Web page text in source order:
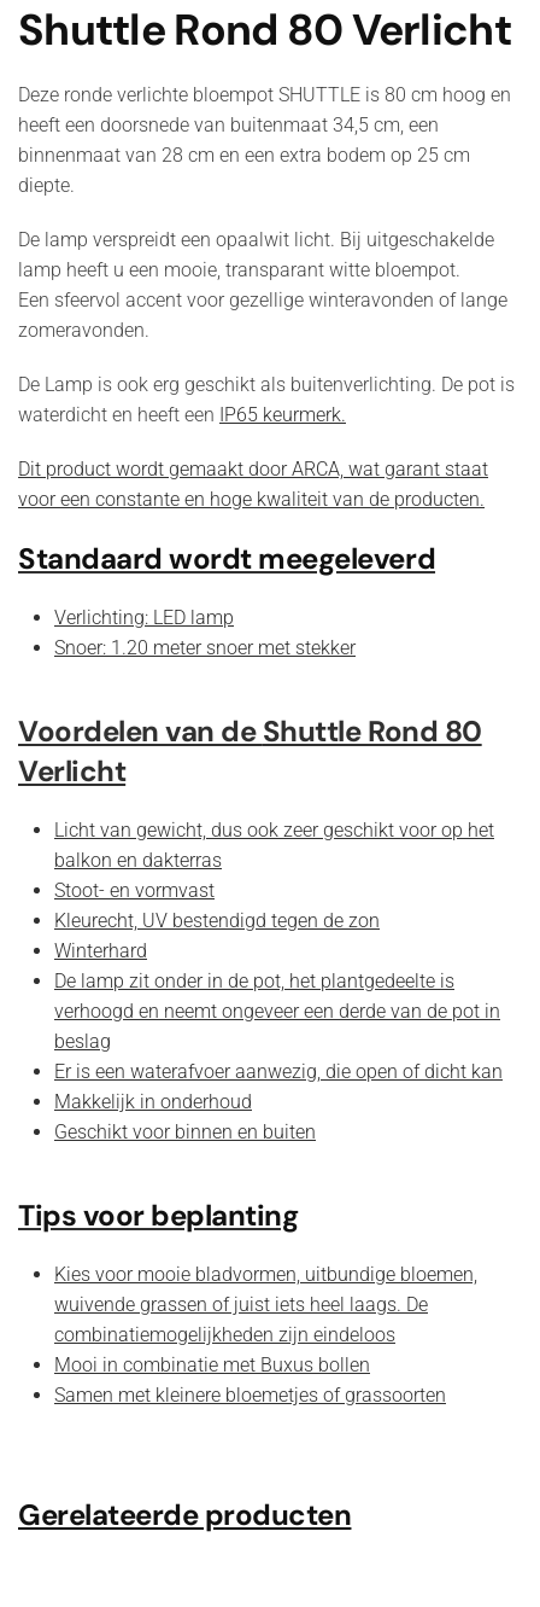
Shuttle Rond 80 Verlicht
Deze ronde verlichte bloempot SHUTTLE is 80 cm hoog en
heeft een doorsnede van buitenmaat 34,5 cm, een
binnenmaat van 28 cm en een extra bodem op 25 cm
diepte.
De lamp verspreidt een opaalwit licht. Bij uitgeschakelde
lamp heeft u een mooie, transparant witte bloempot.
Een sfeervol accent voor gezellige winteravonden of lange
zomeravonden.
De Lamp is ook erg geschikt als buitenverlichting. De pot is
waterdicht en heeft een IP65 keurmerk.
Dit product wordt gemaakt doorARCA, wat garant staat
voor een constante en hoge kwaliteit van de producten.
Standaard wordt meegeleverd
Verlichting: LED lamp
Snoer: 1.20 meter snoer met stekker
Voordelen van deShuttle Rond 80
Verlicht
Licht van gewicht, dus ook zeer geschikt voor op het
balkon en dakterras
Stoot- en vormvast
Kleurecht, UV bestendigd tegen de zon
Winterhard
De lamp zit onder in de pot, het plantgedeelte is
verhoogd en neemt ongeveer een derde van de pot in
beslag
Er is een waterafvoer aanwezig, die open of dicht kan
Makkelijk in onderhoud
Geschikt voor binnen en buiten
Tips voor beplanting
Kies voor mooie bladvormen, uitbundige bloemen,
wuivende grassen of juist iets heel laags. De
combinatiemogelijkheden zijn eindeloos
Mooi in combinatie met Buxus bollen
Samen met kleinere bloemetjes of grassoorten
Gerelateerde producten